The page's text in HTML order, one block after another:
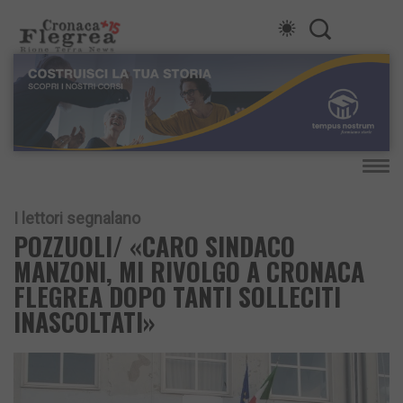
I lettori segnalano
POZZUOLI/ «CARO SINDACO
MANZONI, MI RIVOLGO A CRONACA
FLEGREA DOPO TANTI SOLLECITI
INASCOLTATI»